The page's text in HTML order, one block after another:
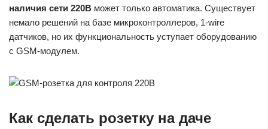
наличия сети 220В может только автоматика. Существует
немало решений на базе микроконтроллеров, 1-wire
датчиков, но их функциональность уступает оборудованию
с GSM-модулем.
Как сделать розетку на даче